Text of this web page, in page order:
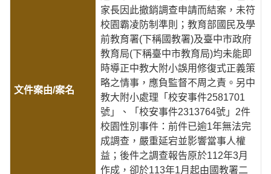
家長因此撤銷調查申請而結案，未符
校園霸凌防制準則；教育部國民及學
前教育署(下稱國教署)及臺中市政府
教育局(下稱臺中市教育局)均未能即
時導正中教大附小誤用修復式正義策
略之情事，應負監督不周之責。另中
教大附小處理「校安事件2581701
號」、「校安事件2313764號」2件
校園性別事件：前件已逾1年無法完
成調查，嚴重延宕並影響當事人權
益；後件之調查報告原於112年3月
作成，卻於113年1月起由國教署二